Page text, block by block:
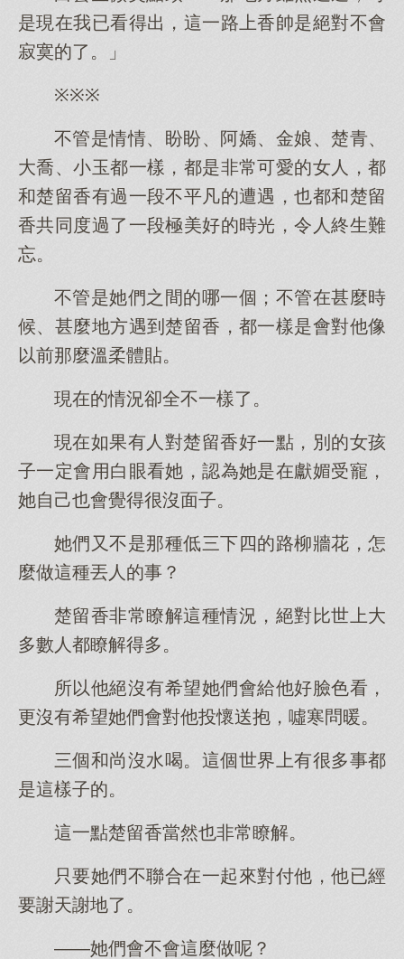
是現在我已看得出，這一路上香帥是絕對不會
寂寞的了。」
※※※
不管是情情、盼盼、阿嬌、金娘、楚青、
大喬、小玉都一樣，都是非常可愛的女人，都
和楚留香有過一段不平凡的遭遇，也都和楚留
香共同度過了一段極美好的時光，令人終生難
忘。
不管是她們之間的哪一個；不管在甚麼時
候、甚麼地方遇到楚留香，都一樣是會對他像
以前那麼溫柔體貼。
現在的情況卻全不一樣了。
現在如果有人對楚留香好一點，別的女孩
子一定會用白眼看她，認為她是在獻媚受寵，
她自己也會覺得很沒面子。
她們又不是那種低三下四的路柳牆花，怎
麼做這種丟人的事？
楚留香非常瞭解這種情況，絕對比世上大
多數人都瞭解得多。
所以他絕沒有希望她們會給他好臉色看，
更沒有希望她們會對他投懷送抱，噓寒問暖。
三個和尚沒水喝。這個世界上有很多事都
是這樣子的。
這一點楚留香當然也非常瞭解。
只要她們不聯合在一起來對付他，他已經
要謝天謝地了。
——她們會不會這麼做呢？